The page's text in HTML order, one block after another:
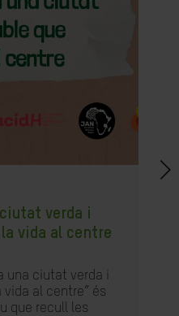
verda i
vida al centre
una ciutat verda i
vida al centre” és
que recull les